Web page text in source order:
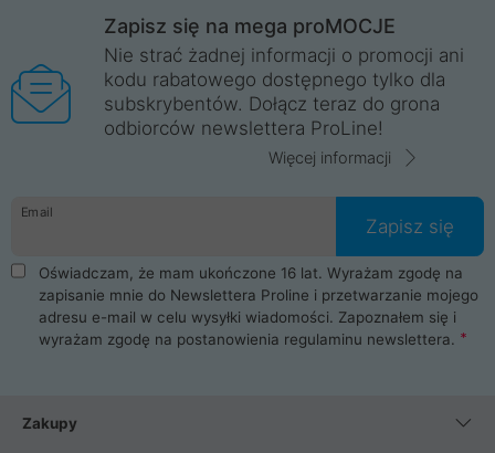
Wrocław, Poznań, Legnica, Katowice, Gliwice, Kalisz, Bytom,
Trzebnica, Opole. Szybka i profesjonalna obsługa!
ProLine to polska firma ze 100% polskim kapitałem. Działamy
legalnie i płacimy podatki w naszym kraju! Posiadamy siedzibę
główną w Mirkowie oraz salony na terenie kraju. Cała
komunikacja ze sklepem komputerowym ProLine jest
danych osobowych. Dlatego zakup notebooka albo laptopa w
ProLine to czysta przyjemność i pełne bezpieczeństwo.
Zaopatrzysz się u nas w akcesoria i części komputerowe
takie jak procesory, karty graficzne, płyty główne, pamięci,
dyski SSD, M.2 oraz HDD. Nasi pracownicy pomogą Ci wybrać
najlepszy zasilacz komputerowy oraz obudowę do komputera.
Poza komputerami mamy również najlepsze na rynku
Smartfony takich producentów jak Xiaomi, Apple, Samsung i
wentylatory. Na koniec mając już to wszystko, możesz
Zapisz się na mega proMOCJE
Nie strać żadnej informacji o promocji ani
kodu rabatowego dostępnego tylko dla
subskrybentów. Dołącz teraz do grona
odbiorców newslettera ProLine!
Więcej informacji
Email
Zapisz się
Oświadczam, że mam ukończone 16 lat. Wyrażam zgodę na
zapisanie mnie do Newslettera Proline i przetwarzanie mojego
adresu e-mail w celu wysyłki wiadomości. Zapoznałem się i
wyrażam zgodę na postanowienia regulaminu newslettera.
Zakupy